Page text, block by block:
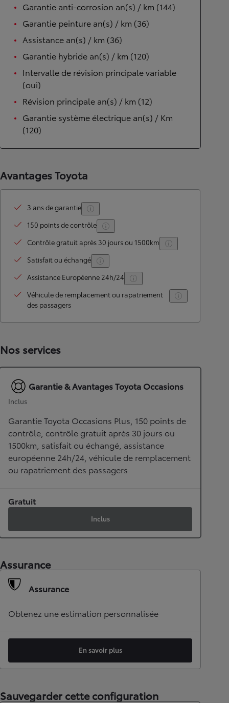
Garantie anti-corrosion an(s) / km (144)
Garantie peinture an(s) / km (36)
Assistance an(s) / km (36)
Garantie hybride an(s) / km (120)
Intervalle de révision principale variable
(oui)
Révision principale an(s) / km (12)
Garantie système électrique an(s) / Km
(120)
Avantages Toyota
3 ans de garantie
150 points de contrôle
Contrôle gratuit après 30 jours ou 1500km
Satisfait ou échangé
Assistance Européenne 24h/24
Véhicule de remplacement ou rapatriement
des passagers
Nos services
Garantie & Avantages Toyota Occasions
Inclus
Garantie Toyota Occasions Plus, 150 points de
contrôle, contrôle gratuit après 30 jours ou
1500km, satisfait ou échangé, assistance
européenne 24h/24, véhicule de remplacement
ou rapatriement des passagers
Gratuit
Inclus
Assurance
Assurance
Obtenez une estimation personnalisée
En savoir plus
Sauvegarder cette configuration